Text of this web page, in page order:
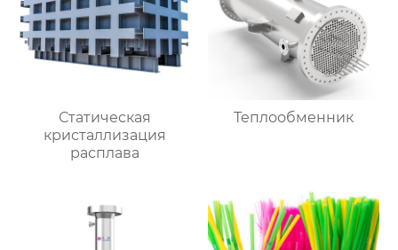
Статическая
кристаллизация
расплава
Теплообменник